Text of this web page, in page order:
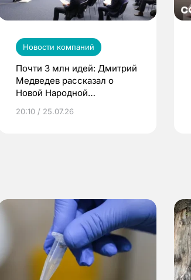
Новости компаний
Почти 3 млн идей: Дмитрий
Медведев рассказал о
Новой Народной
20:10 / 25.07.26